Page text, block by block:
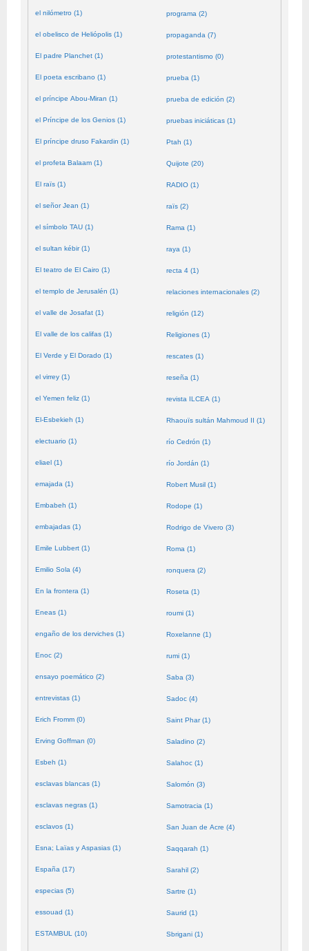
el nilómetro (1)
el obelisco de Heliópolis (1)
El padre Planchet (1)
El poeta escribano (1)
el príncipe Abou-Miran (1)
el Príncipe de los Genios (1)
El príncipe druso Fakardin (1)
el profeta Balaam (1)
El raïs (1)
el señor Jean (1)
el símbolo TAU (1)
el sultan kébir (1)
El teatro de El Cairo (1)
el templo de Jerusalén (1)
el valle de Josafat (1)
El valle de los califas (1)
El Verde y El Dorado (1)
el virrey (1)
el Yemen feliz (1)
El-Esbekieh (1)
electuario (1)
eliael (1)
emajada (1)
Embabeh (1)
embajadas (1)
Emile Lubbert (1)
Emilio Sola (4)
En la frontera (1)
Eneas (1)
engaño de los derviches (1)
Enoc (2)
ensayo poemático (2)
entrevistas (1)
Erich Fromm (0)
Erving Goffman (0)
Esbeh (1)
esclavas blancas (1)
esclavas negras (1)
esclavos (1)
Esna; Laïas y Aspasias (1)
España (17)
especias (5)
essouad (1)
ESTAMBUL (10)
programa (2)
propaganda (7)
protestantismo (0)
prueba (1)
prueba de edición (2)
pruebas iniciáticas (1)
Ptah (1)
Quijote (20)
RADIO (1)
raïs (2)
Rama (1)
raya (1)
recta 4 (1)
relaciones internacionales (2)
religión (12)
Religiones (1)
rescates (1)
reseña (1)
revista ILCEA (1)
Rhaouïs sultán Mahmoud II (1)
río Cedrón (1)
río Jordán (1)
Robert Musil (1)
Rodope (1)
Rodrigo de Vivero (3)
Roma (1)
ronquera (2)
Roseta (1)
roumi (1)
Roxelanne (1)
rumi (1)
Saba (3)
Sadoc (4)
Saint Phar (1)
Saladino (2)
Salahoc (1)
Salomón (3)
Samotracia (1)
San Juan de Acre (4)
Saqqarah (1)
Sarahil (2)
Sartre (1)
Saurid (1)
Sbrigani (1)